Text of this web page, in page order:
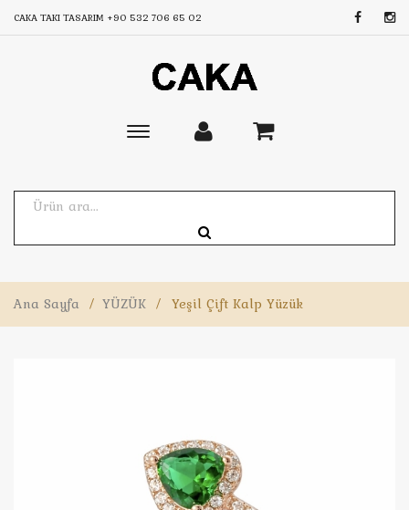
CAKA TAKI TASARIM +90 532 706 65 02
Toggle
Ana Sayfa / YÜZÜK / Yeşil Çift Kalp Yüzük